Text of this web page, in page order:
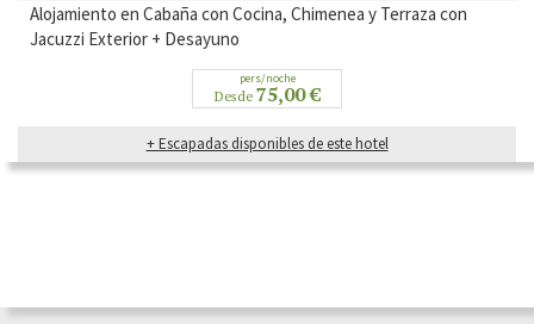
Alojamiento en Cabaña con Cocina, Chimenea y Terraza con
Jacuzzi Exterior + Desayuno
pers/noche
Desde 75,00 €
+ Escapadas disponibles de este hotel